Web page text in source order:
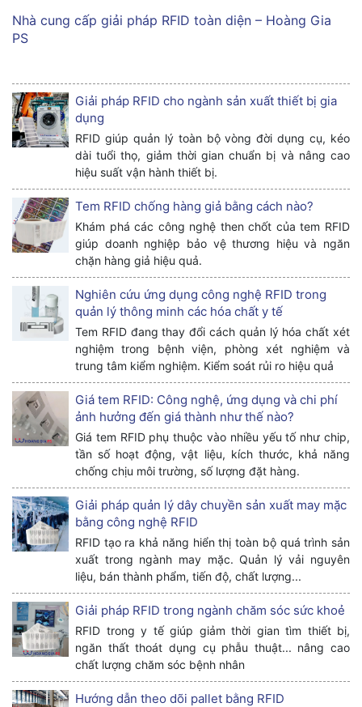
Nhà cung cấp giải pháp RFID toàn diện – Hoàng Gia
PS
Giải pháp RFID cho ngành sản xuất thiết bị gia
dụng
RFID giúp quản lý toàn bộ vòng đời dụng cụ, kéo
dài tuổi thọ, giảm thời gian chuẩn bị và nâng cao
hiệu suất vận hành thiết bị.
Tem RFID chống hàng giả bằng cách nào?
Khám phá các công nghệ then chốt của tem RFID
giúp doanh nghiệp bảo vệ thương hiệu và ngăn
chặn hàng giả hiệu quả.
Nghiên cứu ứng dụng công nghệ RFID trong
quản lý thông minh các hóa chất y tế
Tem RFID đang thay đổi cách quản lý hóa chất xét
nghiệm trong bệnh viện, phòng xét nghiệm và
trung tâm kiểm nghiệm. Kiểm soát rủi ro hiệu quả
Giá tem RFID: Công nghệ, ứng dụng và chi phí
ảnh hưởng đến giá thành như thế nào?
Giá tem RFID phụ thuộc vào nhiều yếu tố như chip,
tần số hoạt động, vật liệu, kích thước, khả năng
chống chịu môi trường, số lượng đặt hàng.
Giải pháp quản lý dây chuyền sản xuất may mặc
bằng công nghệ RFID
RFID tạo ra khả năng hiển thị toàn bộ quá trình sản
xuất trong ngành may mặc. Quản lý vải nguyên
liệu, bán thành phẩm, tiến độ, chất lượng...
Giải pháp RFID trong ngành chăm sóc sức khoẻ
RFID trong y tế giúp giảm thời gian tìm thiết bị,
ngăn thất thoát dụng cụ phẫu thuật... nâng cao
chất lượng chăm sóc bệnh nhân
Hướng dẫn theo dõi pallet bằng RFID